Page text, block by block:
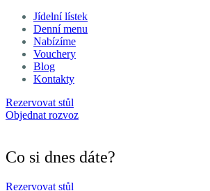
Jídelní lístek
Denní menu
Nabízíme
Vouchery
Blog
Kontakty
Rezervovat stůl
Objednat rozvoz
Co si dnes dáte?
Rezervovat stůl